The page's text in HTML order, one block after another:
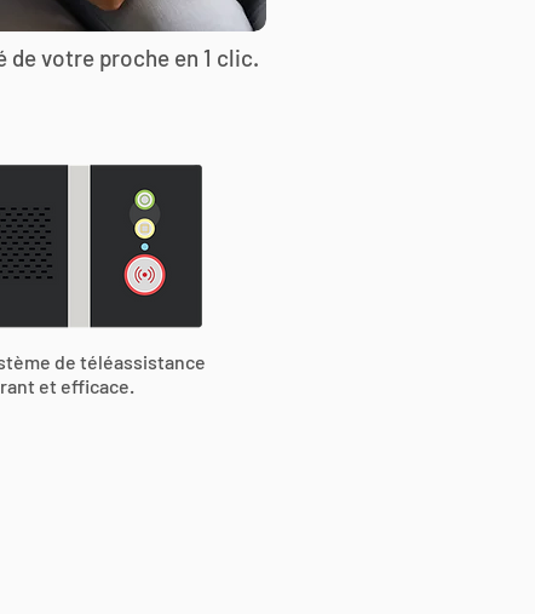
de votre proche en 1 clic.
de téléassistance
et efficace.